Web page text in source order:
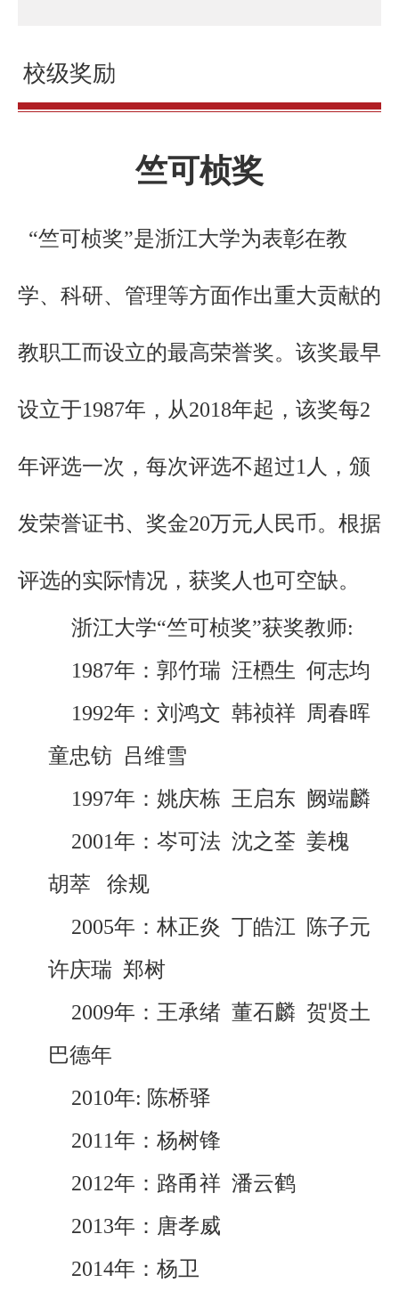
校级奖励
竺可桢奖
“竺可桢奖”是浙江大学为表彰在教
学、科研、管理等方面作出重大贡献的
教职工而设立的最高荣誉奖。该奖最早
设立于1987年，从2018年起，该奖每2
年评选一次，每次评选不超过1人，颁
发荣誉证书、奖金20万元人民币。根据
评选的实际情况，获奖人也可空缺。
浙江大学“竺可桢奖”获奖教师:
1987年：郭竹瑞 汪槱生 何志均
1992年：刘鸿文 韩祯祥 周春晖
童忠钫 吕维雪
1997年：姚庆栋 王启东 阙端麟
2001年：岑可法 沈之荃 姜槐
胡萃 徐规
2005年：林正炎 丁皓江 陈子元
许庆瑞 郑树
2009年：王承绪 董石麟 贺贤土
巴德年
2010年: 陈桥驿
2011年：杨树锋
2012年：路甬祥 潘云鹤
2013年：唐孝威
2014年：杨卫